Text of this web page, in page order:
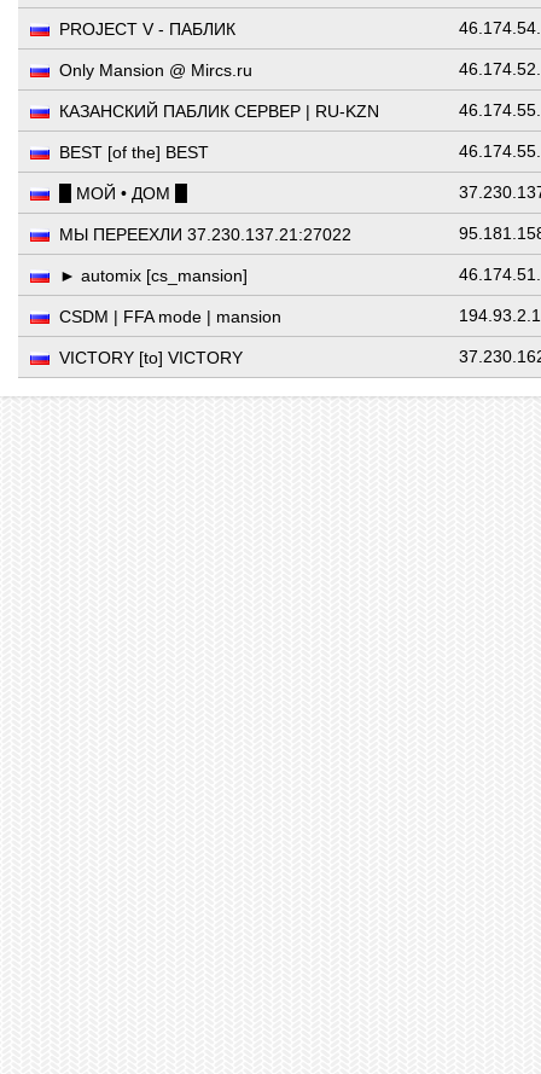
PROJECT V - ПАБЛИК
Only Mansion @ Mircs.ru
КАЗАНСКИЙ ПАБЛИК СЕРВЕР | RU-KZN
BEST [of the] BEST
█ МОЙ • ДОМ █
МЫ ПЕРЕЕХЛИ 37.230.137.21:27022
► automix [cs_mansion]
CSDM | FFA mode | mansion
VICTORY [to] VICTORY